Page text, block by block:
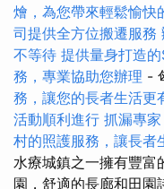
燴，為您帶來輕鬆愉快
司提供全方位搬遷服務
不等待 提供量身打造
務，專業協助您辦理 -
務，讓您的長者生活更
活動順利進行 抓漏專
村的照護服務，讓長者
水療城鎮之一擁有豐富
園，舒適的長廊和田園